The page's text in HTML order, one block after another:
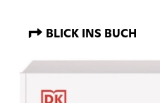
BLICK INS BUCH